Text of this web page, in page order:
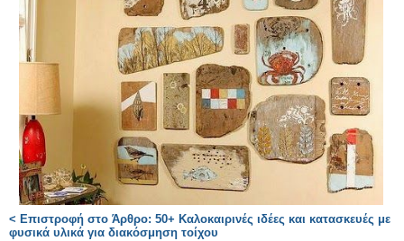
< Επιστροφή στο Άρθρο: 50+ Καλοκαιρινές ιδέες και κατασκευές με
φυσικά υλικά για διακόσμηση τοίχου